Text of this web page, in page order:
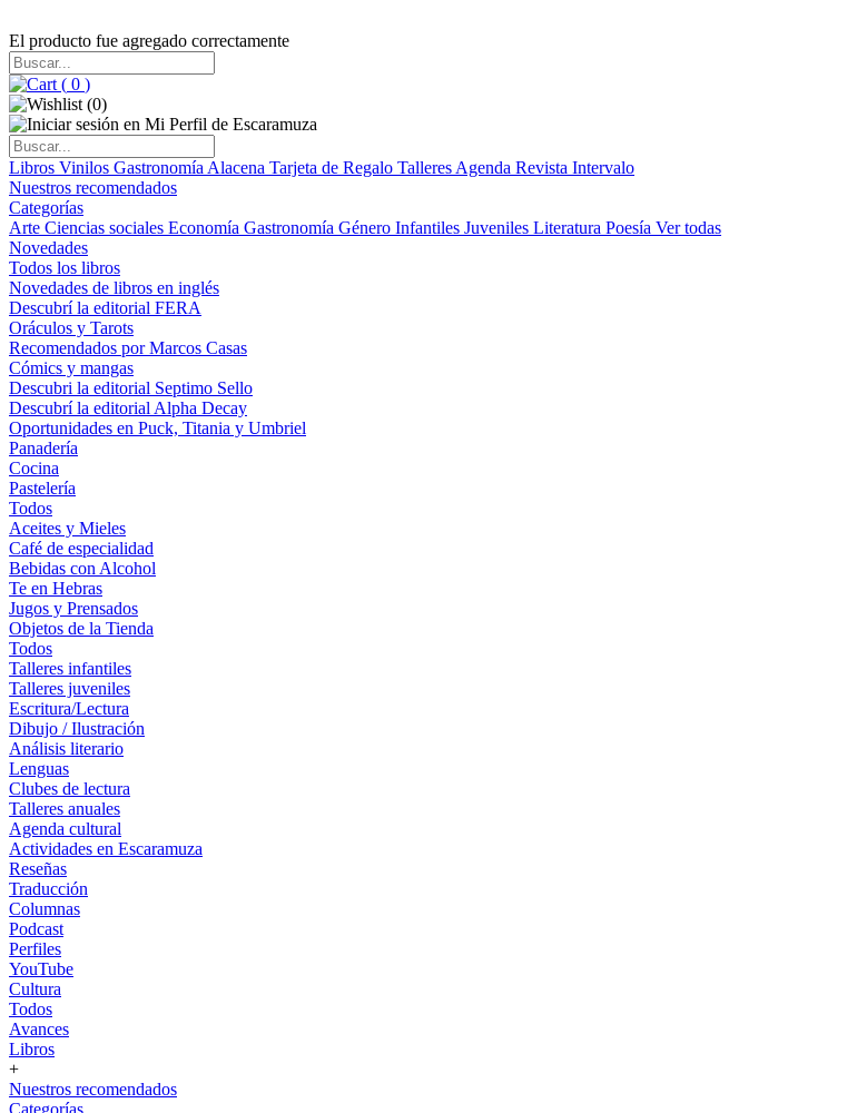
El producto fue agregado correctamente
( 0 )
(0)
Libros Vinilos Gastronomía Alacena Tarjeta de Regalo Talleres Agenda Revista Intervalo
Nuestros recomendados
Categorías
Arte Ciencias sociales Economía Gastronomía Género Infantiles Juveniles Literatura Poesía Ver todas
Novedades
Todos los libros
Novedades de libros en inglés
Descubrí la editorial FERA
Oráculos y Tarots
Recomendados por Marcos Casas
Cómics y mangas
Descubri la editorial Septimo Sello
Descubrí la editorial Alpha Decay
Oportunidades en Puck, Titania y Umbriel
Panadería
Cocina
Pastelería
Todos
Aceites y Mieles
Café de especialidad
Bebidas con Alcohol
Te en Hebras
Jugos y Prensados
Objetos de la Tienda
Todos
Talleres infantiles
Talleres juveniles
Escritura/Lectura
Dibujo / Ilustración
Análisis literario
Lenguas
Clubes de lectura
Talleres anuales
Agenda cultural
Actividades en Escaramuza
Reseñas
Traducción
Columnas
Podcast
Perfiles
YouTube
Cultura
Todos
Avances
Libros
+
Nuestros recomendados
Categorías